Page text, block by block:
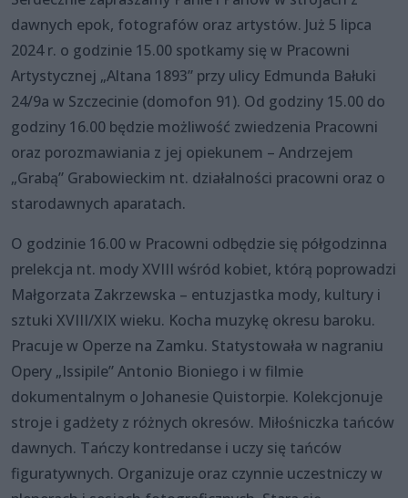
dawnych epok, fotografów oraz artystów. Już 5 lipca
2024 r. o godzinie 15.00 spotkamy się w Pracowni
Artystycznej „Altana 1893” przy ulicy Edmunda Bałuki
24/9a w Szczecinie (domofon 91). Od godziny 15.00 do
godziny 16.00 będzie możliwość zwiedzenia Pracowni
oraz porozmawiania z jej opiekunem – Andrzejem
„Grabą” Grabowieckim nt. działalności pracowni oraz o
starodawnych aparatach.
O godzinie 16.00 w Pracowni odbędzie się półgodzinna
prelekcja nt. mody XVIII wśród kobiet, którą poprowadzi
Małgorzata Zakrzewska – entuzjastka mody, kultury i
sztuki XVIII/XIX wieku. Kocha muzykę okresu baroku.
Pracuje w Operze na Zamku. Statystowała w nagraniu
Opery „Issipile” Antonio Bioniego i w filmie
dokumentalnym o Johanesie Quistorpie. Kolekcjonuje
stroje i gadżety z różnych okresów. Miłośniczka tańców
dawnych. Tańczy kontredanse i uczy się tańców
figuratywnych. Organizuje oraz czynnie uczestniczy w